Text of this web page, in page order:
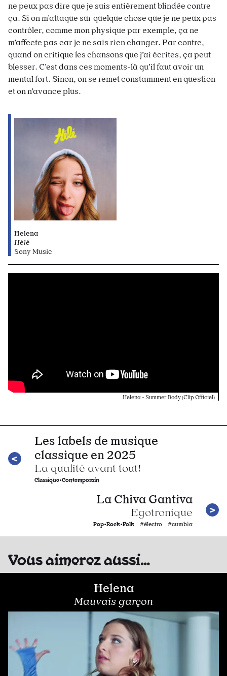
ne peux pas dire que je suis entièrement blindée contre
ça. Si on m’attaque sur quelque chose que je ne peux pas
contrôler, comme mon physique par exemple, ça ne
m’affecte pas car je ne sais rien changer. Par contre,
quand on critique les chansons que j’ai écrites, ça peut
blesser. C’est dans ces moments-là qu’il faut avoir un
mental fort. Sinon, on se remet constamment en question
et on n’avance plus.
Helena
Hélé
Sony Music
Helena - Summer Body (Clip Officiel)
Les labels de musique
classique en 2025
La qualité avant tout!
Classique•Contemporain
La Chiva Gantiva
Egotronique
Pop•Rock•Folk #électro #cumbia
Vous aimerez aussi…
Helena
Mauvais garçon